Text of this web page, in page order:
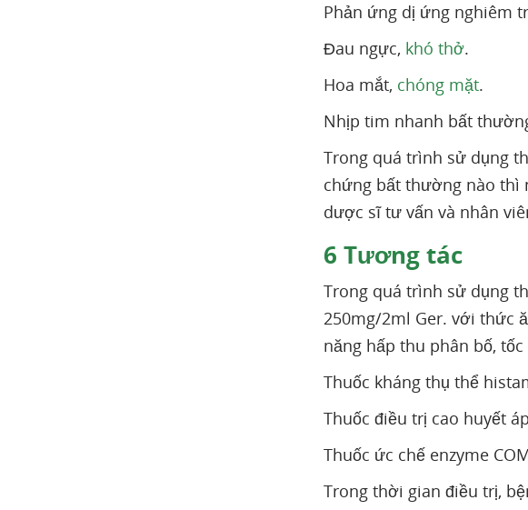
Phản ứng dị ứng nghiêm
Đau ngực, khó thở.
Hoa mắt, chóng mặt.
Nhịp tim nhanh bất
Trong quá trình sử dụng
chứng bất thường nào thì
dược sĩ tư vấn và nhân
6 Tương tác
Trong quá trình sử dụng
250mg/2ml Ger. với thức
năng hấp thu phân bố,
Thuốc kháng thụ thể
Thuốc điều trị cao huyết
Thuốc ức chế enzyme
Trong thời gian điều trị,